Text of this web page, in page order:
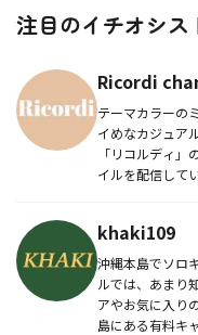
注目のイチオシス
Ricordi
テーマカラーの
イめなカジュア
「リコルディ
イルを配信して
khaki109
沖縄本島でソロ
ルでは、あまり
アやお気に入り
島にある有料キ